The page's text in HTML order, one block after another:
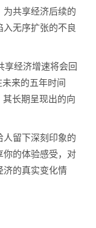
为共享经济后续的
无序扩张的不良
享经济增速将会回
来的五年时间
长期呈现出的向
留下深刻印象的
你的体验感受，对
济的真实变化情